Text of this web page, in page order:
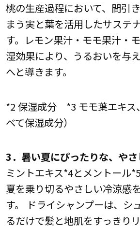
桃の生産過程において、間引
まう実と葉を活用したサステ
す。レモン果汁・モモ果汁・
湿効果により、うるおいを与
へと導きます。
*2 保湿成分 *3 モモ葉エキス
べて保湿成分）
3．暑い夏にぴったりな、や
ミントエキス*4とメントール
夏を乗り切るやさしい冷涼感
す。 ドライシャンプーは、シ
るだけで髪と地肌をすっきり